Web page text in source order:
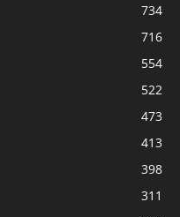
734
716
554
522
473
413
398
311